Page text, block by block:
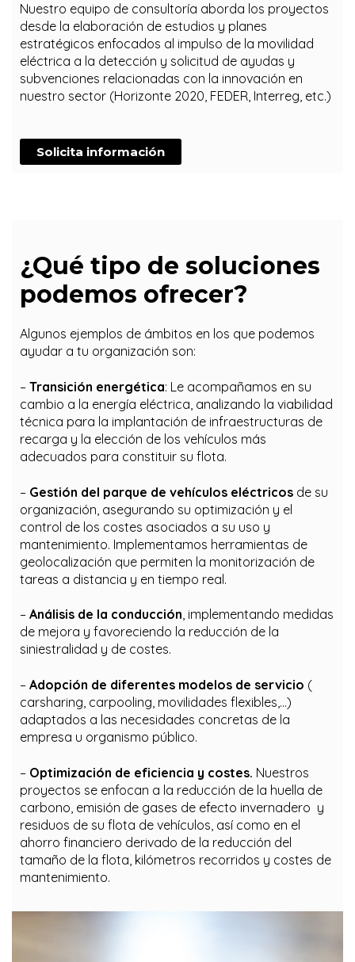
Nuestro equipo de consultoría aborda los proyectos
desde la elaboración de estudios y planes
estratégicos enfocados al impulso de la movilidad
eléctrica a la detección y solicitud de ayudas y
subvenciones relacionadas con la innovación en
nuestro sector (Horizonte 2020, FEDER, Interreg, etc.)
Solicita información
¿Qué tipo de soluciones
podemos ofrecer?
Algunos ejemplos de ámbitos en los que podemos
ayudar a tu organización son:
– Transición energética: Le acompañamos en su
cambio a la energía eléctrica, analizando la viabilidad
técnica para la implantación de infraestructuras de
recarga y la elección de los vehículos más
adecuados para constituir su flota.
– Gestión del parque de vehículos eléctricos de su
organización, asegurando su optimización y el
control de los costes asociados a su uso y
mantenimiento. Implementamos herramientas de
geolocalización que permiten la monitorización de
tareas a distancia y en tiempo real.
– Análisis de la conducción, implementando medidas
de mejora y favoreciendo la reducción de la
siniestralidad y de costes.
– Adopción de diferentes modelos de servicio (
carsharing, carpooling, movilidades flexibles,…)
adaptados a las necesidades concretas de la
empresa u organismo público.
– Optimización de eficiencia y costes. Nuestros
proyectos se enfocan a la reducción de la huella de
carbono, emisión de gases de efecto invernadero y
residuos de su flota de vehículos, así como en el
ahorro financiero derivado de la reducción del
tamaño de la flota, kilómetros recorridos y costes de
mantenimiento.